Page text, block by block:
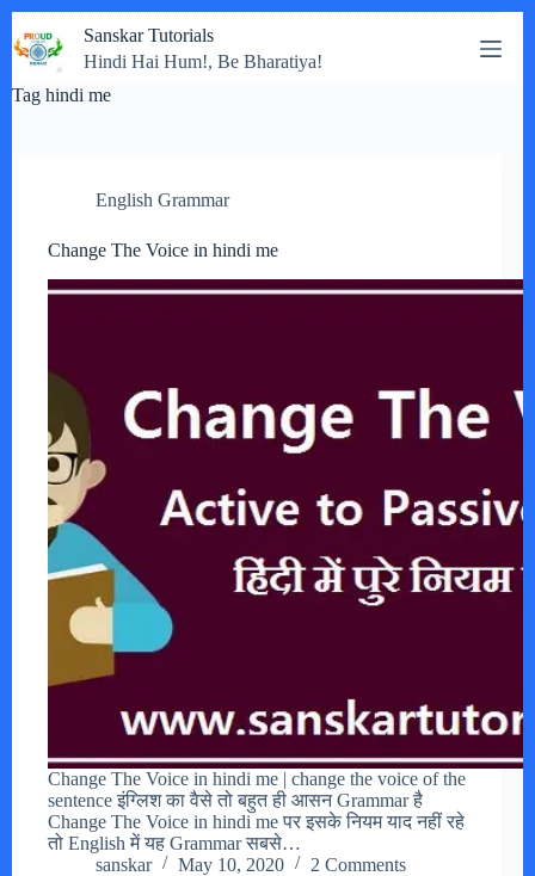
to
content
Sanskar Tutorials
Hindi Hai Hum!, Be Bharatiya!
Tag hindi me
English Grammar
Change The Voice in hindi me
Change The Voice in hindi me | change the voice of the
sentence इंग्लिश का वैसे तो बहुत ही आसन Grammar है
Change The Voice in hindi me पर इसके नियम याद नहीं रहे
तो English में यह Grammar सबसे…
sanskar
May 10, 2020 2 Comments